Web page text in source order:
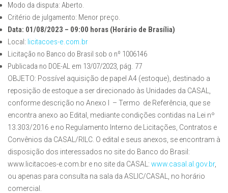
Modo da disputa: Aberto.
Critério de julgamento: Menor preço.
Data: 01/08/2023 – 09:00 horas (Horário de Brasília)
Local: licitacoes-e.com.br
Licitação no Banco do Brasil sob o nº 1006146
Publicada no DOE-AL em 13/07/2023, pág. 77
OBJETO: Possível aquisição de papel A4 (estoque), destinado a
reposição de estoque a ser direcionado às Unidades da CASAL,
conforme descrição no Anexo I – Termo de Referência, que se
encontra anexo ao Edital, mediante condições contidas na Lei nº
13.303/2016 e no Regulamento Interno de Licitações, Contratos e
Convênios da CASAL/RILC. O edital e seus anexos, se encontram à
disposição dos interessados no site do Banco do Brasil:
www.licitacoes-e.com.br e no site da CASAL: www.casal.al.gov.br,
ou apenas para consulta na sala da ASLIC/CASAL, no horário
comercial.